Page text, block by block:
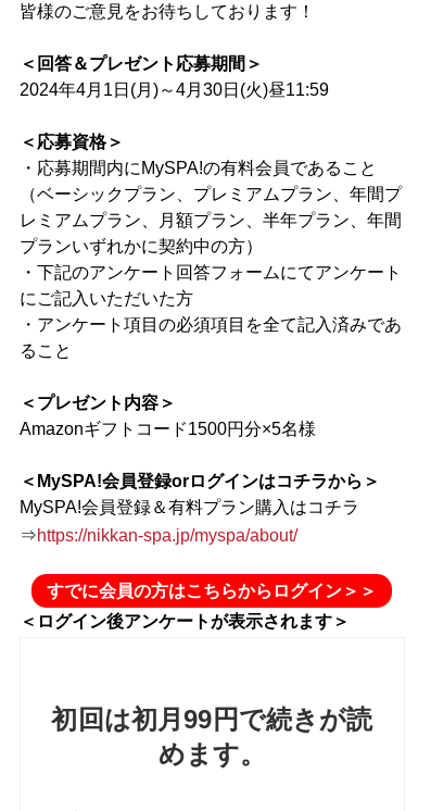
皆様のご意見をお待ちしております！
＜回答＆プレゼント応募期間＞
2024年4月1日(月)～4月30日(火)昼11:59
＜応募資格＞
・応募期間内にMySPA!の有料会員であること
（ベーシックプラン、プレミアムプラン、年間プ
レミアムプラン、月額プラン、半年プラン、年間
プランいずれかに契約中の方）
・下記のアンケート回答フォームにてアンケート
にご記入いただいた方
・アンケート項目の必須項目を全て記入済みであ
ること
＜プレゼント内容＞
Amazonギフトコード1500円分×5名様
＜MySPA!会員登録orログインはコチラから＞
MySPA!会員登録＆有料プラン購入はコチラ
⇒https://nikkan-spa.jp/myspa/about/
すでに会員の方はこちらからログイン＞＞
＜ログイン後アンケートが表示されます＞